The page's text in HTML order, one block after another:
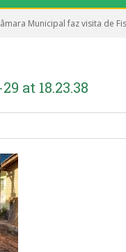
Municipal faz visita de
at 18.23.38